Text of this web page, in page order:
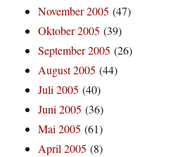
November 2005 (47)
Oktober 2005 (39)
September 2005 (26)
August 2005 (44)
Juli 2005 (40)
Juni 2005 (36)
Mai 2005 (61)
April 2005 (8)